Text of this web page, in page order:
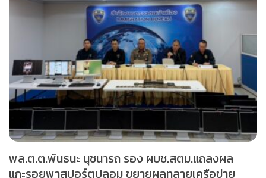
พล.ต.ต.พันธนะ นุชนารถ รอง ผบช.สตม.แถลงผล
แกะรอยพาสปอร์ตปลอม ขยายผลทลายเครือข่าย